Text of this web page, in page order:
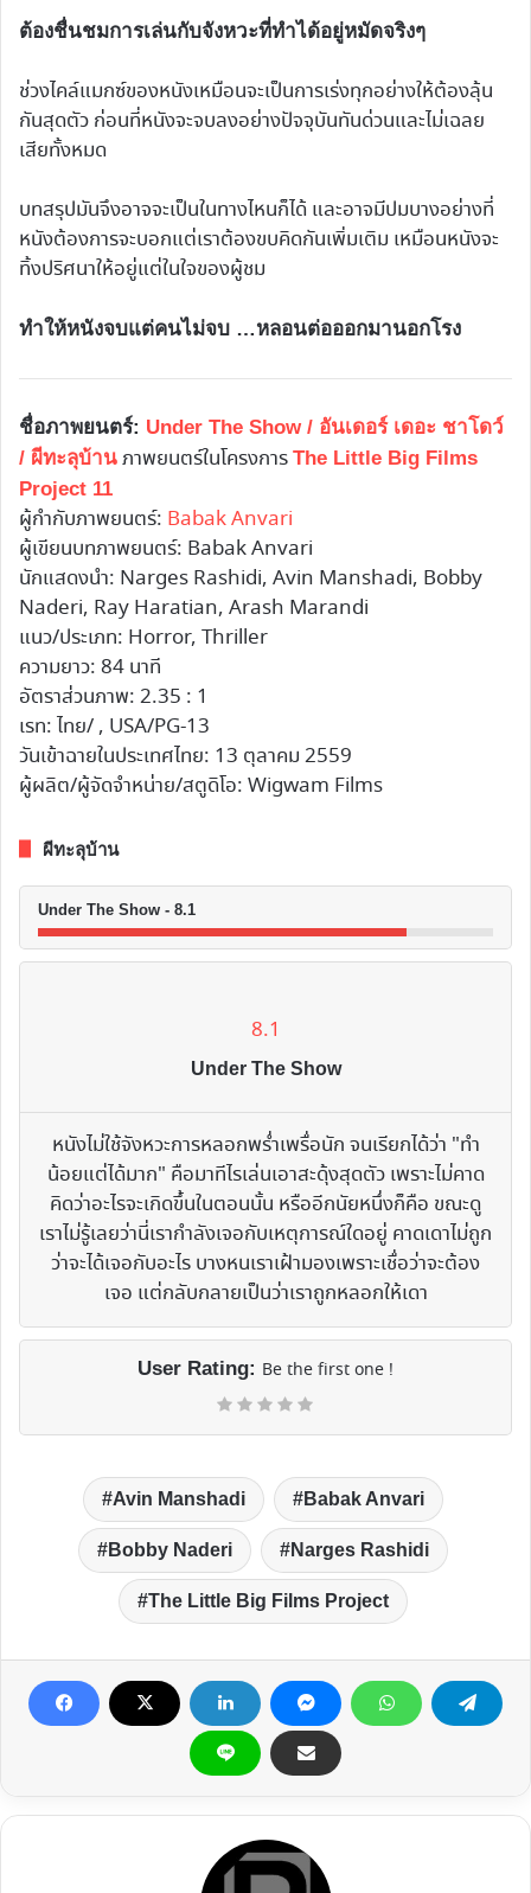
ต้องชื่นชมการเล่นกับจังหวะที่ทำได้อยู่หมัดจริงๆ
ช่วงไคล์แมกซ์ของหนังเหมือนจะเป็นการเร่งทุกอย่างให้ต้องลุ้น
กันสุดตัว ก่อนที่หนังจะจบลงอย่างปัจจุบันทันด่วนและไม่เฉลย
เสียทั้งหมด
บทสรุปมันจึงอาจจะเป็นในทางไหนก็ได้ และอาจมีปมบางอย่างที่
หนังต้องการจะบอกแต่เราต้องขบคิดกันเพิ่มเติม เหมือนหนังจะ
ทิ้งปริศนาให้อยู่แต่ในใจของผู้ชม
ทำให้หนังจบแต่คนไม่จบ …หลอนต่อออกมานอกโรง
ชื่อภาพยนตร์: Under The Show / อันเดอร์ เดอะ ชาโดว์
/ ผีทะลุบ้าน ภาพยนตร์ในโครงการ The Little Big Films
Project 11
ผู้กำกับภาพยนตร์: Babak Anvari
ผู้เขียนบทภาพยนตร์: Babak Anvari
นักแสดงนำ: Narges Rashidi, Avin Manshadi, Bobby
Naderi, Ray Haratian, Arash Marandi
แนว/ประเภท: Horror, Thriller
ความยาว: 84 นาที
อัตราส่วนภาพ: 2.35 : 1
เรท: ไทย/ , USA/PG-13
วันเข้าฉายในประเทศไทย: 13 ตุลาคม 2559
ผู้ผลิต/ผู้จัดจำหน่าย/สตูดิโอ: Wigwam Films
ผีทะลุบ้าน
Under The Show - 8.1
8.1
Under The Show
หนังไม่ใช้จังหวะการหลอกพร่ำเพรื่อนัก จนเรียกได้ว่า "ทำ
น้อยแต่ได้มาก" คือมาทีไรเล่นเอาสะดุ้งสุดตัว เพราะไม่คาด
คิดว่าอะไรจะเกิดขึ้นในตอนนั้น หรืออีกนัยหนึ่งก็คือ ขณะดู
เราไม่รู้เลยว่านี่เรากำลังเจอกับเหตุการณ์ใดอยู่ คาดเดาไม่ถูก
ว่าจะได้เจอกับอะไร บางหนเราเฝ้ามองเพราะเชื่อว่าจะต้อง
เจอ แต่กลับกลายเป็นว่าเราถูกหลอกให้เดา
User Rating: Be the first one !
Avin Manshadi Babak Anvari
Bobby Naderi Narges Rashidi
The Little Big Films Project